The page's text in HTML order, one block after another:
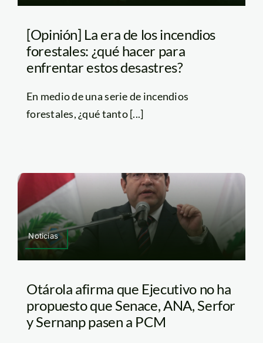
[Opinión] La era de los incendios
forestales: ¿qué hacer para
enfrentar estos desastres?
En medio de una serie de incendios
forestales, ¿qué tanto [...]
Noticias
Otárola afirma que Ejecutivo no ha
propuesto que Senace, ANA, Serfor
y Sernanp pasen a PCM